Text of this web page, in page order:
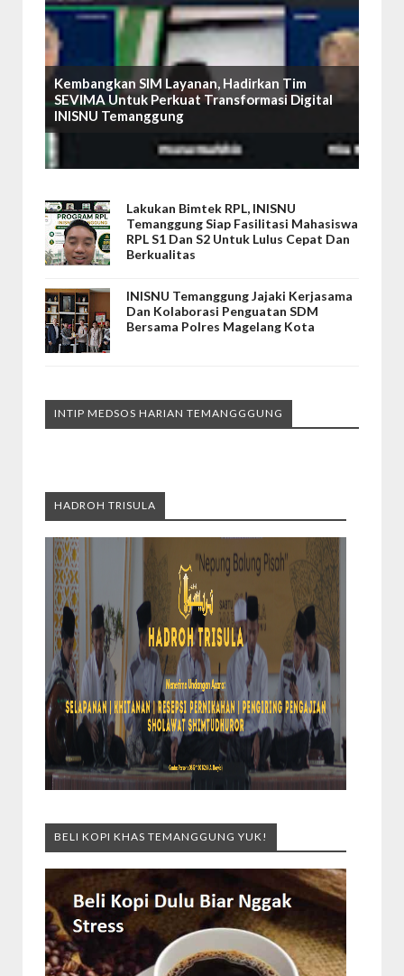
Kembangkan SIM Layanan, Hadirkan Tim
SEVIMA Untuk Perkuat Transformasi Digital
INISNU Temanggung
Lakukan Bimtek RPL, INISNU
Temanggung Siap Fasilitasi Mahasiswa
RPL S1 Dan S2 Untuk Lulus Cepat Dan
Berkualitas
INISNU Temanggung Jajaki Kerjasama
Dan Kolaborasi Penguatan SDM
Bersama Polres Magelang Kota
INTIP MEDSOS HARIAN TEMANGGGUNG
HADROH TRISULA
BELI KOPI KHAS TEMANGGUNG YUK!